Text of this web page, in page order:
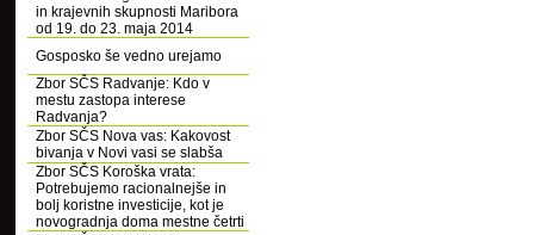
in krajevnih skupnosti Maribora
od 19. do 23. maja 2014
Gosposko še vedno urejamo
Zbor SČS Radvanje: Kdo v
mestu zastopa interese
Radvanja?
Zbor SČS Nova vas: Kakovost
bivanja v Novi vasi se slabša
Zbor SČS Koroška vrata:
Potrebujemo racionalnejše in
bolj koristne investicije, kot je
novogradnja doma mestne četrti